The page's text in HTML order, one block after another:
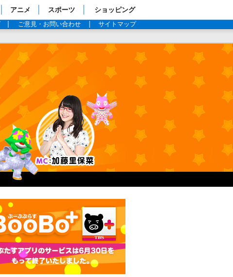
アニメ スポーツ ショッピング
ご意見・お問い合わせ サイトマップ